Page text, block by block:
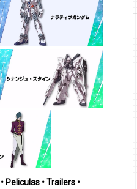
• Peliculas •Trailers •